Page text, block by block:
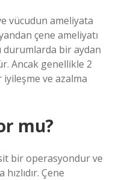
vücudun ameliyata
çene ameliyatı
durumlarda bir aydan
Ancak genellikle 2
ve azalma
mu?
bir operasyondur ve
Çene